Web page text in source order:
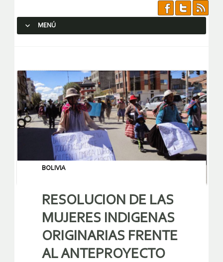
MENÚ
BOLIVIA
RESOLUCION DE LAS
MUJERES INDIGENAS
ORIGINARIAS FRENTE
AL ANTEPROYECTO